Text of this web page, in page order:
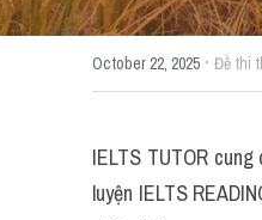
October 22, 2025 · Đề thi
IELTS TUTOR cung
luyện IELTS